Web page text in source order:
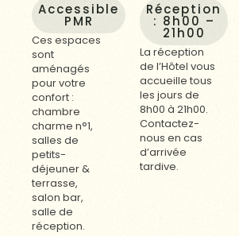
Accessible
PMR
Ces espaces
sont
aménagés
pour votre
confort :
chambre
charme n°1,
salles de
petits-
déjeuner &
terrasse,
salon bar,
salle de
réception.
Réception
: 8h00 –
21h00
La réception
de l’Hôtel vous
accueille tous
les jours de
8h00 à 21h00.
Contactez-
nous en cas
d’arrivée
tardive.